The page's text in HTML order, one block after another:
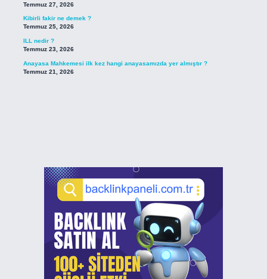
Temmuz 27, 2026
Kibirli fakir ne demek ?
Temmuz 25, 2026
ILL nedir ?
Temmuz 23, 2026
Anayasa Mahkemesi ilk kez hangi anayasamızda yer almıştır ?
Temmuz 21, 2026